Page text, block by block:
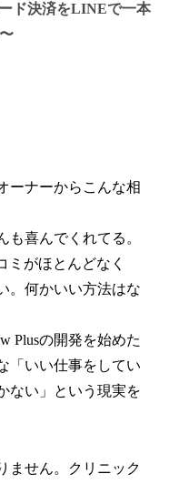
ド決済をLINEで一本
ーナーからこんな相
も喜んでくれてる。
ミがほとんどなく
。何かいい方法はな
Plusの開発を始めた
「いい仕事をしてい
ない」という現実を
ません。クリニック